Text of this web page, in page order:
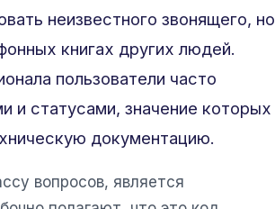
неизвестного звонящего, но
книгах других людей.
пользователи часто
и статусами, значение которых
документацию.
вопросов, является